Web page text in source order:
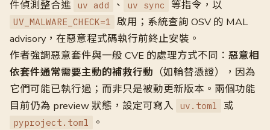
件偵測整合進
uv add 、 uv sync 等指令，以
UV_MALWARE_CHECK=1 啟用；系統查詢 OSV 的 MAL
advisory，在惡意程式碼執行前終止安裝。
作者強調惡意套件與一般 CVE 的處理方式不同： 惡意相
依套件通常需要主動的補救行動 （如輪替憑證），因為
它們可能已執行過；而非只是被動更新版本。兩個功能
目前仍為 preview 狀態，設定可寫入
uv.toml 或
pyproject.toml 。